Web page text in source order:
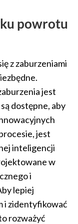
powrotu
z zaburzeniami
jest
dostępne, aby
jest
inteligencji
w
i
lepiej
i zidentyfikować
rozważyć